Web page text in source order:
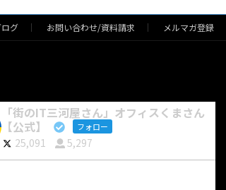
グ お問い合わせ/資料請求 メルマガ登録
「街のIT三河屋さん」オフィスくまさん
【公式】
フォロー
25,091 5,297